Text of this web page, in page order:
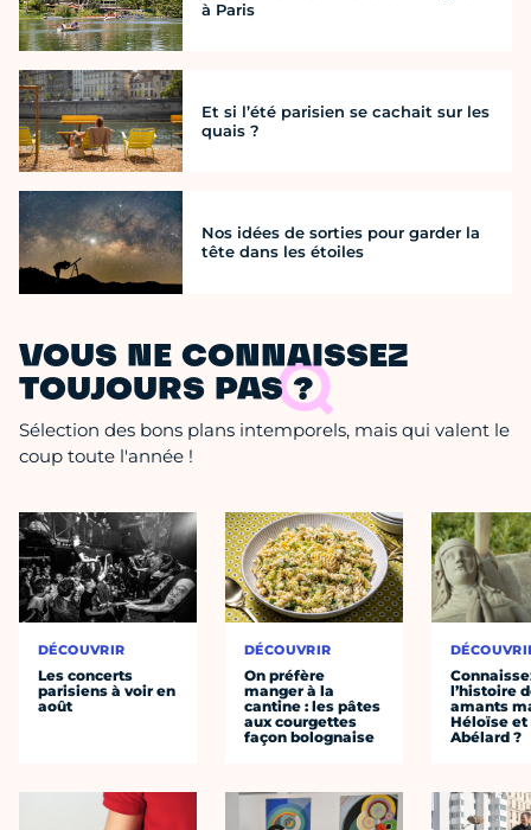
à Paris
Et si l’été parisien se cachait sur les
quais ?
Nos idées de sorties pour garder la
tête dans les étoiles
VOUS NE CONNAISSEZ
TOUJOURS PAS ?
Sélection des bons plans intemporels, mais qui valent le
coup toute l'année !
DÉCOUVRIR
Les concerts
parisiens à voir en
août
DÉCOUVRIR
On préfère
manger à la
cantine : les pâtes
aux courgettes
façon bolognaise
l’histoire
amants
Héloïse et
Abélard ?